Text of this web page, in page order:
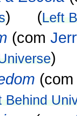
) (Left
(com
)
Behind